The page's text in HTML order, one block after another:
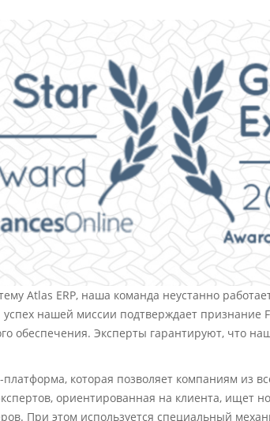
Atlas ERP, наша команда неустанно
успех нашей миссии подтверждает
обеспечения. Эксперты гарантируют, что
которая позволяет компаниям из
ориентированная на клиента,
При этом используется специальный